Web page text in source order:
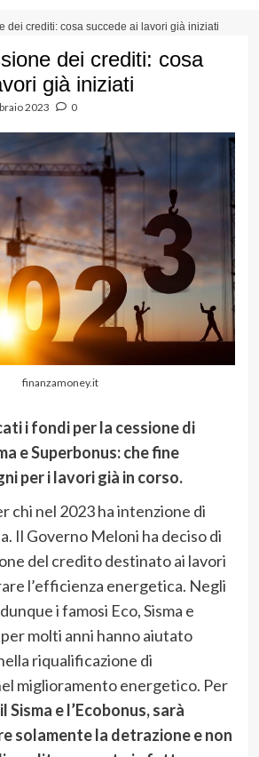
dei crediti: cosa succede ai lavori già iniziati
dei crediti: cosa
già iniziati
2023 0
finanzamoney.it
i fondi per la cessione di
e Superbonus: che fine
per i lavori già in corso.
chi nel 2023 ha intenzione di
Il Governo Meloni ha deciso di
del credito destinato ai lavori
l’efficienza energetica. Negli
i famosi Eco, Sisma e
molti anni hanno aiutato
riqualificazione di
miglioramento energetico. Per
il Sisma e l’Ecobonus, sarà
solamente la detrazione e non